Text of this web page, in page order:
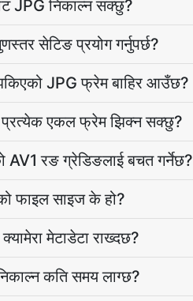
JPG निकाल्न सक्छु?
सेटिङ प्रयोग गर्नुपर्छ?
JPG फ्रेम बाहिर आउँछ?
प्रत्येक एकल फ्रेम झिक्न सक्छु?
AV1 रङ ग्रेडिङलाई बचत गर्नेछ?
फाइल साइज के हो?
मेटाडेटा राख्दछ?
कति समय लाग्छ?